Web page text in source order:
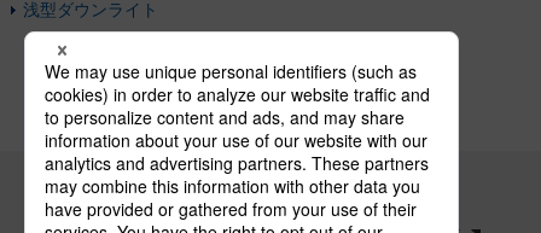
浅型ダウンライト
パナソニックの電気設備 SNSアカウント